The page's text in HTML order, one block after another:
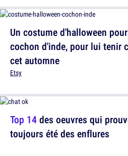
Top 14des oeuvres qui
toujours été des enflures
Un costume d'halloween pour
cochon d'inde, pour lui tenir
cet automne
Etsy